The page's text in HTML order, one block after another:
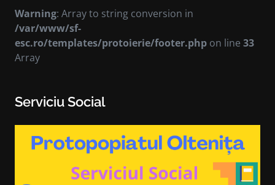
Warning: Array to string conversion in
/var/www/sf-
esc.ro/templates/protoierie/footer.php on line 33
Array
Serviciu Social